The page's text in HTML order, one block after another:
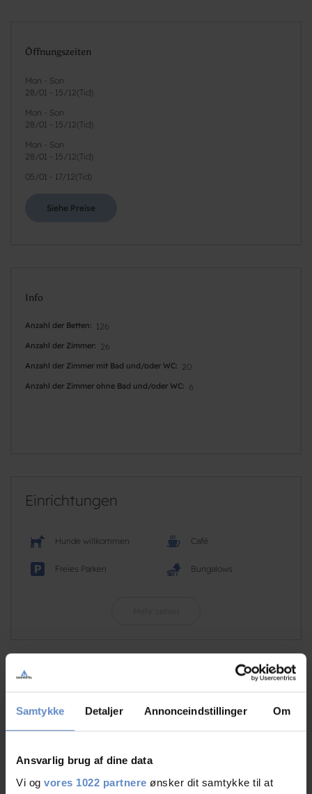
Samtykke Detaljer Annonceindstillinger Om
Ansvarlig brug af dine data
Vi og vores 1022 partnere ønsker dit samtykke til at
Öffnungszeiten
Mon - Son
28/01 - 15/12( Tid)
Mon - Son
28/01 - 15/12( Tid)
Mon - Son
28/01 - 15/12( Tid)
05/01 - 17/12( Tid)
Siehe Preise
Info
Anzahl der Betten 126
Anzahl der Zimmer 26
Anzahl der Zimmer mit Bad und/oder WC 20
Anzahl der Zimmer ohne Bad und/oder WC 6
Einrichtungen
Hunde willkommen Café
Freies Parken Bungalows
9,16